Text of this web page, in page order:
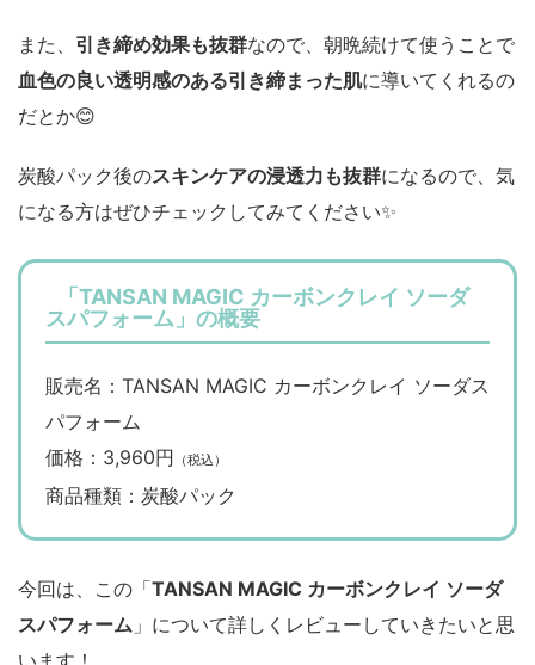
また、 引き締め効果も抜群なので、朝晩続けて使うことで
血色の良い透明感のある引き締まった肌に導いてくれるの
だとか😊
炭酸パック後のスキンケアの浸透力も抜群になるので、気
になる方はぜひチェックしてみてください✨
「TANSAN MAGIC カーボンクレイ ソーダ
スパフォーム」の概要
販売名：TANSAN MAGIC カーボンクレイ ソーダス
パフォーム
価格：3,960円
（税込）
商品種類：炭酸パック
今回は、この「TANSAN MAGIC カーボンクレイ ソーダ
スパフォーム 」について詳しくレビューしていきたいと思